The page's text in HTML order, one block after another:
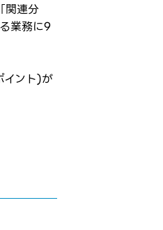
関連分
業務に9
イント)が